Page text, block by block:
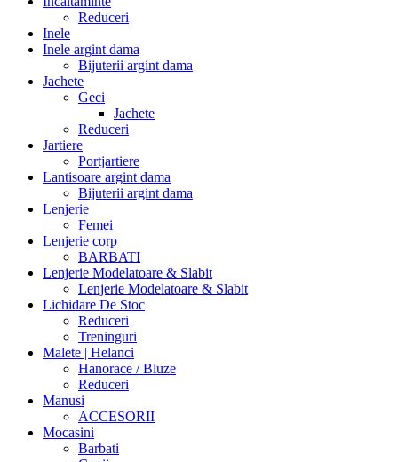
Reduceri
Inele
Inele argint dama
Bijuterii argint dama
Jachete
Geci
Jachete
Reduceri
Jartiere
Portjartiere
Lantisoare argint dama
Bijuterii argint dama
Lenjerie
Femei
Lenjerie corp
BARBATI
Lenjerie Modelatoare & Slabit
Lenjerie Modelatoare & Slabit
Lichidare De Stoc
Reduceri
Treninguri
Malete | Helanci
Hanorace / Bluze
Reduceri
Manusi
ACCESORII
Mocasini
Barbati